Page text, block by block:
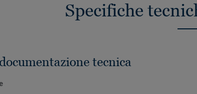
Specifiche
tecnica